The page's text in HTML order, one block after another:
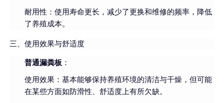
耐用性：使用寿命更长，减少了更换和维修的频率，降低
了养殖成本。
三、使用效果与舒适度
普通漏粪板：
使用效果：基本能够保持养殖环境的清洁与干燥，但可能
在某些方面如防滑性、舒适度上有所欠缺。